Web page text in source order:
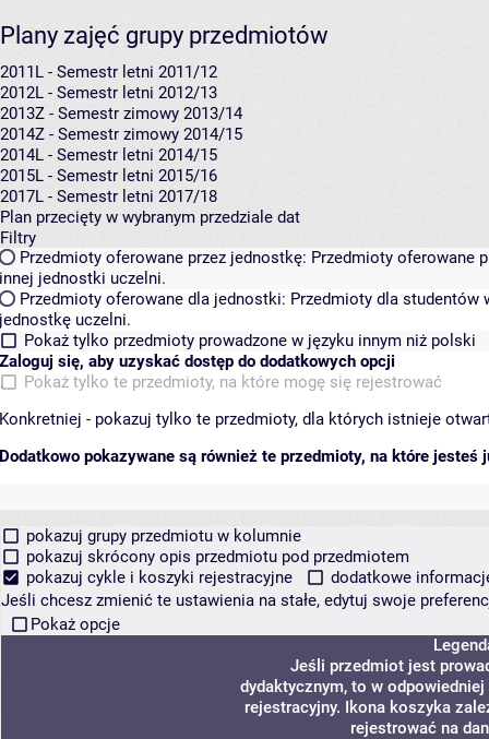
Plany zajęć grupy przedmiotów
2011L - Semestr letni 2011/12
2012L - Semestr letni 2012/13
2013Z - Semestr zimowy 2013/14
2014Z - Semestr zimowy 2014/15
2014L - Semestr letni 2014/15
2015L - Semestr letni 2015/16
2017L - Semestr letni 2017/18
Plan przecięty w wybranym przedziale dat
Filtry
Przedmioty oferowane przez jednostkę: Przedmioty oferowane
innej jednostki uczelni.
Przedmioty oferowane dla jednostki: Przedmioty dla studentów
jednostkę uczelni.
Pokaż tylko przedmioty prowadzone w języku innym niż polski
Zaloguj się, aby uzyskać dostęp do dodatkowych opcji
Pokaż tylko te przedmioty, na które mogę się rejestrować
Konkretniej - pokazuj tylko te przedmioty, dla których istnieje
Dodatkowo pokazywane są również te przedmioty, na które jesteś
pokazuj grupy przedmiotu w kolumnie
pokazuj skrócony opis przedmiotu pod przedmiotem
pokazuj cykle i koszyki rejestracyjne
dodatkowe
Jeśli chcesz zmienić te ustawienia na stałe, edytuj swoje
Pokaż opcje
Jeśli przedmiot jest
dydaktycznym, to w
rejestracyjny. Ikona koszyka
rejestrować na